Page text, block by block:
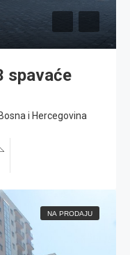
spavaće
i Hercegovina
NA PRODAJU